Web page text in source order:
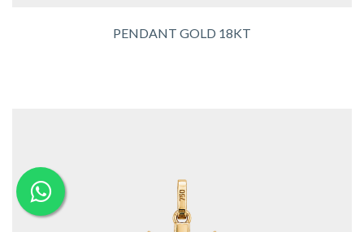
PENDANT GOLD 18KT